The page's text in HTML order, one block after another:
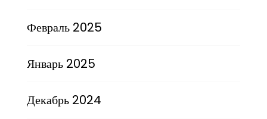
Февраль 2025
Январь 2025
Декабрь 2024